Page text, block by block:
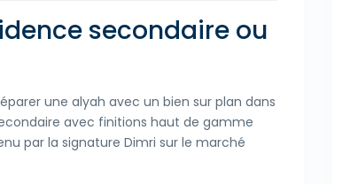
secondaire ou
une alyah avec un bien sur plan dans
avec finitions haut de gamme
par la signature Dimri sur le marché